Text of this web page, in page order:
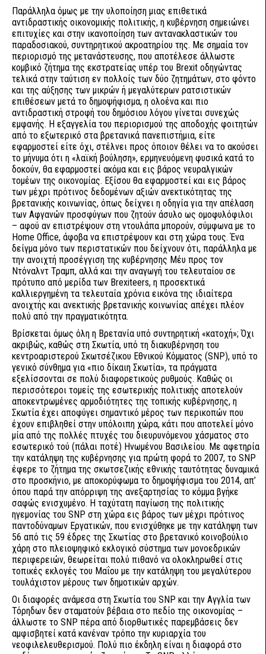
Παράλληλα όμως με την υλοποίηση μιας επιθετικά
αντιδραστικής οικονομικής πολιτικής, η κυβέρνηση σημειώνει
επιτυχίες και στην ικανοποίηση των αντανακλαστικών του
παραδοσιακού, συντηρητικού ακροατηρίου της. Με σημαία τον
περιορισμό της μετανάστευσης, που αποτέλεσε άλλωστε
κομβικό ζήτημα της εκστρατείας υπέρ του Brexit οδηγώντας
τελικά στην ταύτιση εν πολλοίς των δύο ζητημάτων, στο φόντο
και της αύξησης των μικρών ή μεγαλύτερων ρατσιστικών
επιθέσεων μετά το δημοψήφισμα, η ολοένα και πιο
αντιδραστική στροφή του δημόσιου λόγου γίνεται συνεχώς
εμφανής. Η εξαγγελία του περιορισμού της αποδοχής φοιτητών
από το εξωτερικό στα βρετανικά πανεπιστήμια, είτε
εφαρμοστεί είτε όχι, στέλνει προς όποιον θέλει να το ακούσει
το μήνυμα ότι η «λαϊκή βούληση», ερμηνευόμενη φυσικά κατά το
δοκούν, θα εφαρμοστεί ακόμα και εις βάρος νευραλγικών
τομέων της οικονομίας. Εξίσου θα εφαρμοστεί και εις βάρος
των μέχρι πρότινος δεδομένων αξιών ανεκτικότητας της
βρετανικής κοινωνίας, όπως δείχνει η οδηγία για την απέλαση
των Αφγανών προσφύγων που ζητούν άσυλο ως ομοφυλόφιλοι
– αφού αν επιστρέψουν στη ντουλάπα μπορούν, σύμφωνα με το
Home Office, άφοβα να επιστρέψουν και στη χώρα τους. Ένα
δείγμα μόνο των περιστατικών που δείχνουν ότι, παράλληλα με
την ανοιχτή προσέγγιση της κυβέρνησης Μέυ προς τον
Ντόναλντ Τραμπ, αλλά και την αναγωγή του τελευταίου σε
πρότυπο από μερίδα των Brexiteers, η προσεκτικά
καλλιεργημένη τα τελευταία χρόνια εικόνα της ιδιαίτερα
ανοιχτής και ανεκτικής βρετανικής κοινωνίας απέχει πλέον
πολύ από την πραγματικότητα.
Βρίσκεται όμως όλη η Βρετανία υπό συντηρητική «κατοχή»; Όχι
ακριβώς, καθώς στη Σκωτία, υπό τη διακυβέρνηση του
κεντροαριστερού Σκωτσέζικου Εθνικού Κόμματος (SNP), υπό το
γενικό σύνθημα για «πιο δίκαιη Σκωτία», τα πράγματα
εξελίσσονται σε πολύ διαφορετικούς ρυθμούς. Καθώς οι
περισσότεροι τομείς της εσωτερικής πολιτικής αποτελούν
αποκεντρωμένες αρμοδιότητες της τοπικής κυβέρνησης, η
Σκωτία έχει αποφύγει σημαντικό μέρος των περικοπών που
έχουν επιβληθεί στην υπόλοιπη χώρα, κάτι που αποτελεί μόνο
μία από της πολλές πτυχές του διευρυνόμενου χάσματος στο
εσωτερικό τού (πάλαι ποτέ) Ηνωμένου Βασιλείου. Με αφετηρία
την κατάληψη της κυβέρνησης για πρώτη φορά το 2007, το SNP
έφερε το ζήτημα της σκωτσεζικής εθνικής ταυτότητας δυναμικά
στο προσκήνιο, με αποκορύφωμα το δημοψήφισμα του 2014, απ’
όπου παρά την απόρριψη της ανεξαρτησίας το κόμμα βγήκε
σαφώς ενισχυμένο. Η ταχύτατη παγίωση της πολιτικής
ηγεμονίας του SNP στη χώρα εις βάρος των μέχρι πρότινος
παντοδύναμων Εργατικών, που ενισχύθηκε με την κατάληψη των
56 από τις 59 έδρες της Σκωτίας στο βρετανικό κοινοβούλιο
χάρη στο πλειοψηφικό εκλογικό σύστημα των μονοεδρικών
περιφερειών, θεωρείται πολύ πιθανό να ολοκληρωθεί στις
τοπικές εκλογές του Μαΐου με την κατάληψη του μεγαλύτερου
τουλάχιστον μέρους των δημοτικών αρχών.
Οι διαφορές ανάμεσα στη Σκωτία του SNP και την Αγγλία των
Τόρηδων δεν σταματούν βέβαια στο πεδίο της οικονομίας –
άλλωστε το SNP πέρα από διορθωτικές παρεμβάσεις δεν
αμφισβητεί κατά κανέναν τρόπο την κυριαρχία του
νεοφιλελευθερισμού. Πολύ πιο έκδηλη είναι η διαφορά στο